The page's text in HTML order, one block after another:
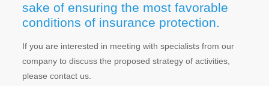
sake of ensuring the most favorable
conditions of insurance protection.
If you are interested in meeting with specialists from our
company to discuss the proposed strategy of activities,
please contact us.